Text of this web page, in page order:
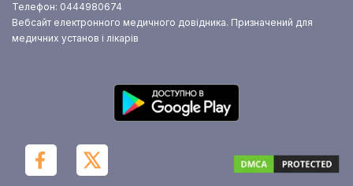
Телефон: 0444980674
Вебсайт електронного медичного довідника. Призначений для
медичних установ і лікарів